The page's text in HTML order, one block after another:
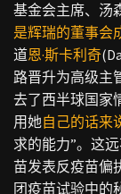
基金会主席、汤
是辉瑞的董事会
道恩·斯卡利奇
路晋升为高级主
去了西半球国家
用她自己的话来
求的能力”。这
苗发表反疫苗偏
团疫苗试验中的